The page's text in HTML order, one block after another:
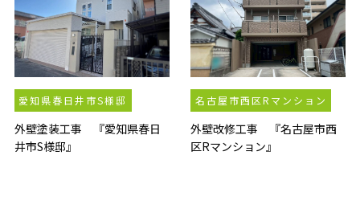
愛知県春日井市S様邸
外壁塗装工事 『愛知県春日
井市S様邸』
名古屋市西区Rマンション
外壁改修工事 『名古屋市西
区Rマンション』